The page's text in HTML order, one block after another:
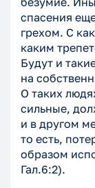
спасения
грехом. С
каким
Будут и
на
О таких
сильные,
и в другом
то есть,
образом
Гал.6:2).